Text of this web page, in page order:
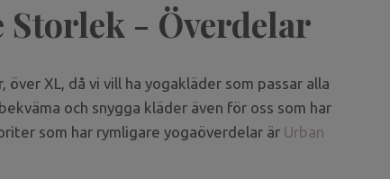
Storlek - Överdelar
XL, då vi vill ha yogakläder som passar alla
och snygga kläder även för oss som har
som har rymligare yogaöverdelar är Urban